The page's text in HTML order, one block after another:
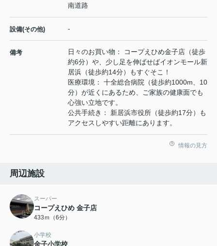
南道路
設備(その他) -
備考
日々のお買い物： コープえひめ金子店（徒歩
約6分）や、少し足を伸ばせばイオンモール新
居浜（徒歩約14分）もすぐそこ！
医療環境： 十全総合病院（徒歩約1000m、10
分）が近くにあるため、ご家族の健康面でも
心強い立地です。
公共手続き： 新居浜市役所（徒歩約17分）も
アクセスしやすい距離にあります。
情報の見方
周辺施設
スーパー
コープえひめ 金子店
433ｍ（6分）
小学校
金子小学校